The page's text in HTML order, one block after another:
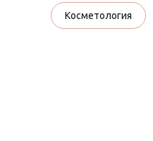
Косметология